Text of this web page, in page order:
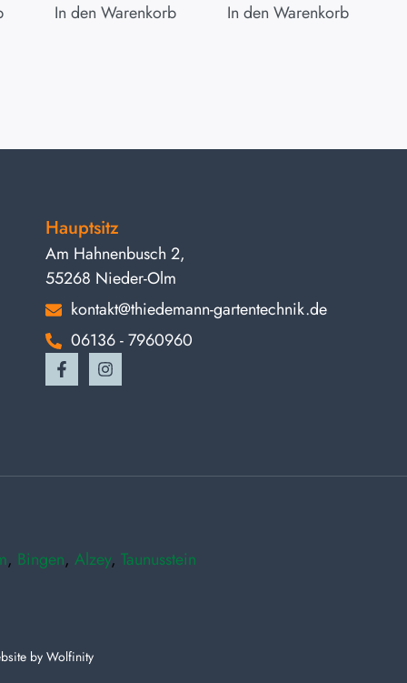
In den Warenkorb In den Warenkorb
Hauptsitz
Am Hahnenbusch 2,
55268 Nieder-Olm
kontakt@thiedemann-gartentechnik.de
06136 - 7960960
, Bingen, Alzey, Taunusstein
by Wolfinity